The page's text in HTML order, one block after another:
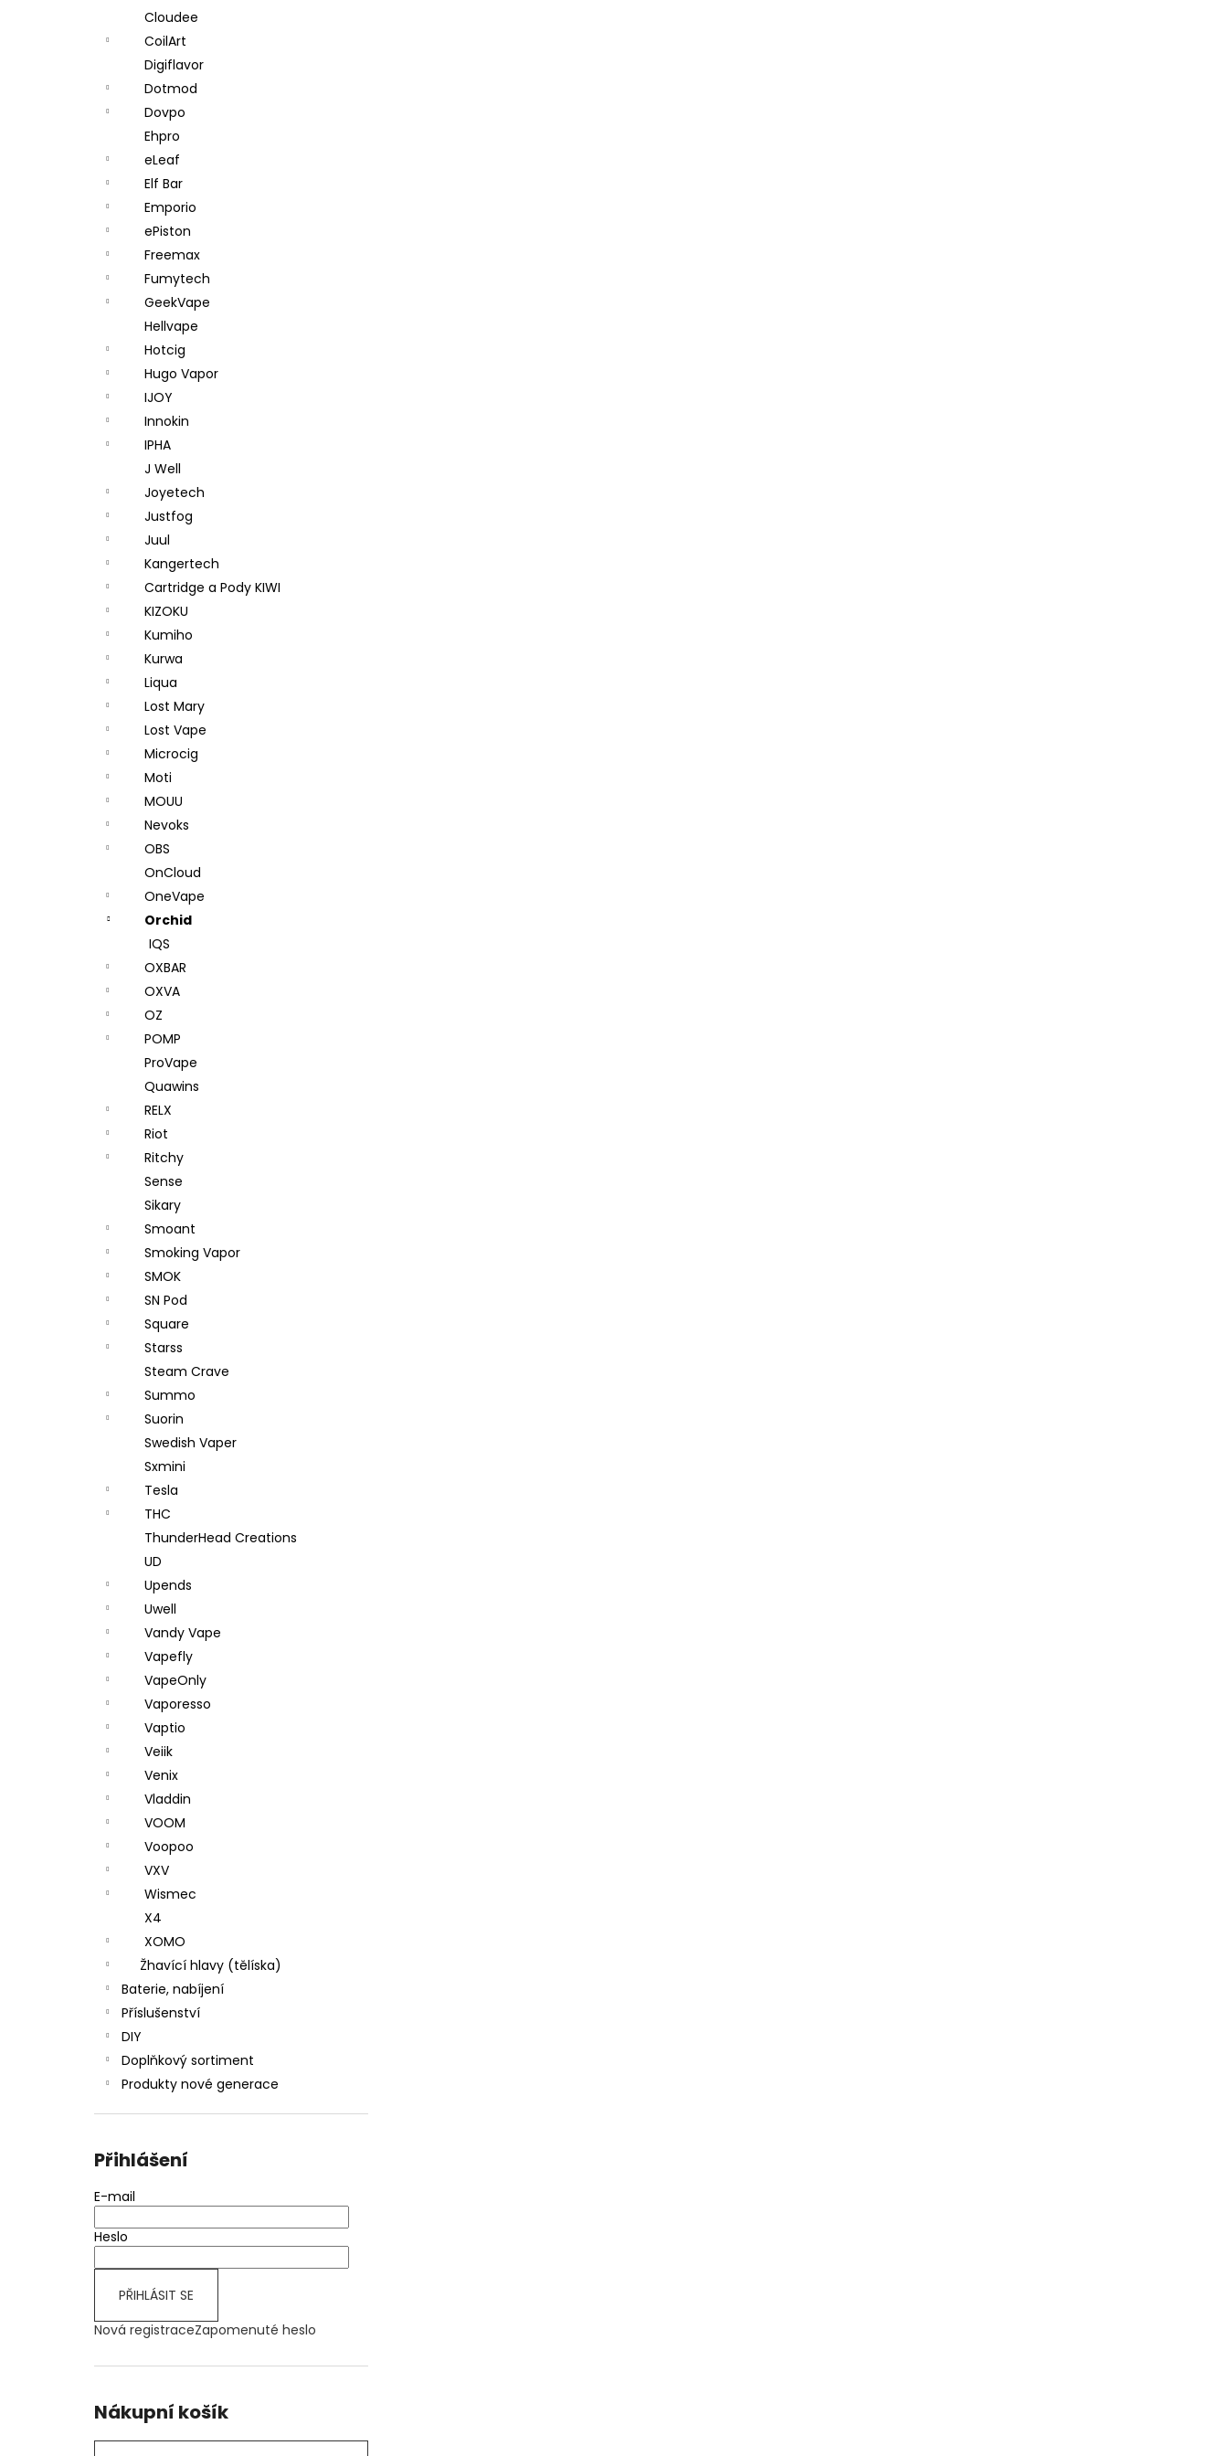
Cloudee
CoilArt
Digiflavor
Dotmod
Dovpo
Ehpro
eLeaf
Elf Bar
Emporio
ePiston
Freemax
Fumytech
GeekVape
Hellvape
Hotcig
Hugo Vapor
IJOY
Innokin
IPHA
J Well
Joyetech
Justfog
Juul
Kangertech
Cartridge a Pody KIWI
KIZOKU
Kumiho
Kurwa
Liqua
Lost Mary
Lost Vape
Microcig
Moti
MOUU
Nevoks
OBS
OnCloud
OneVape
Orchid
IQS
OXBAR
OXVA
OZ
POMP
ProVape
Quawins
RELX
Riot
Ritchy
Sense
Sikary
Smoant
Smoking Vapor
SMOK
SN Pod
Square
Starss
Steam Crave
Summo
Suorin
Swedish Vaper
Sxmini
Tesla
THC
ThunderHead Creations
UD
Upends
Uwell
Vandy Vape
Vapefly
VapeOnly
Vaporesso
Vaptio
Veiik
Venix
Vladdin
VOOM
Voopoo
VXV
Wismec
X4
XOMO
Žhavící hlavy (tělíska)
Baterie, nabíjení
Příslušenství
DIY
Doplňkový sortiment
Produkty nové generace
Přihlášení
E-mail
Heslo
PŘIHLÁSIT SE
Nová registraceZapomenuté heslo
Nákupní košík